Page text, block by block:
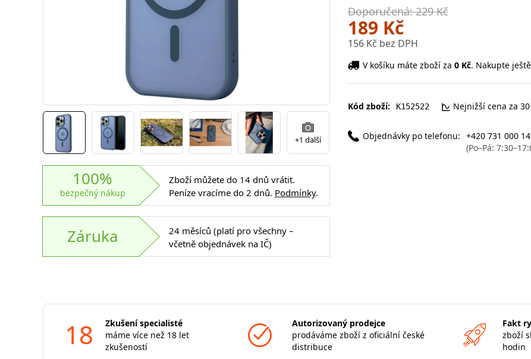
+1 další
100%
bezpečný nákup
Zboží můžete do 14 dnů vrátit.
Peníze vracíme do 2 dnů. Podmínky.
Záruka
24 měsíců (platí pro všechny –
včetně objednávek na IČ)
Doporučená: 229 Kč
189 Kč
156 Kč bez DPH
V košíku máte zboží za 0 Kč. Nakupte
Kód zboží: K152522 Nejnižší cena za
Objednávky po telefonu: +420 731 000
(Po–Pá:
18
Zkušení specialisté
máme více než 18 let
zkušeností
Autorizovaný prodejce
prodáváme zboží z oficiální české
distribuce
Fakt
zboží
hodin